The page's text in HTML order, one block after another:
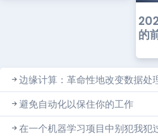
的
边缘计算：革命性地改变数据处
避免自动化以保住你的工作
在一个机器学习项目中别犯我犯